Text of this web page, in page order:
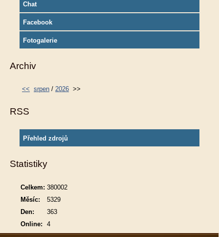
Chat
Facebook
Fotogalerie
Archiv
<< srpen / 2026 >>
RSS
Přehled zdrojů
Statistiky
Online: 4
Celkem: 380002
Měsíc:
5329
Den:
363